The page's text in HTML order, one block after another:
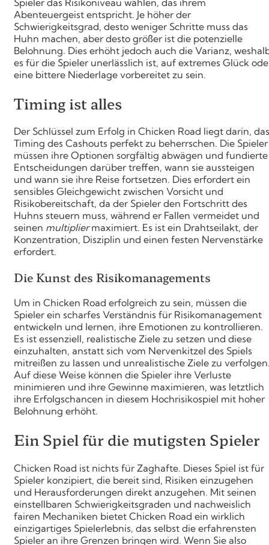
Abenteuergeist entspricht. Je höher der
Schwierigkeitsgrad, desto weniger Schritte muss das
Huhn machen, aber desto größer ist die potenzielle
Belohnung. Dies erhöht jedoch auch die Varianz,
es für die Spieler unerlässlich ist, auf extremes Glück
eine bittere Niederlage vorbereitet zu sein.
Timing ist alles
Der Schlüssel zum Erfolg in Chicken Road liegt darin, das
Timing des Cashouts perfekt zu beherrschen. Die Spieler
müssen ihre Optionen sorgfältig abwägen und fundierte
Entscheidungen darüber treffen, wann sie aussteigen
und wann sie ihre Reise fortsetzen. Dies erfordert ein
sensibles Gleichgewicht zwischen Vorsicht und
Risikobereitschaft, da der Spieler den Fortschritt des
Huhns steuern muss, während er Fallen vermeidet und
seinen multipliermaximiert. Es ist ein Drahtseilakt, der
Konzentration, Disziplin und einen festen Nervenstärke
erfordert.
Die Kunst des Risikomanagements
Um in Chicken Road erfolgreich zu sein, müssen die
Spieler ein scharfes Verständnis für Risikomanagement
entwickeln und lernen, ihre Emotionen zu kontrollieren.
Es ist essenziell, realistische Ziele zu setzen und diese
einzuhalten, anstatt sich vom Nervenkitzel des Spiels
mitreißen zu lassen und unrealistische Ziele zu
Auf diese Weise können die Spieler ihre Verluste
minimieren und ihre Gewinne maximieren, was letztlich
ihre Erfolgschancen in diesem Hochrisikospiel mit hoher
Belohnung erhöht.
Ein Spiel für die mutigsten Spieler
Chicken Road ist nichts für Zaghafte. Dieses Spiel ist für
Spieler konzipiert, die bereit sind, Risiken einzugehen
und Herausforderungen direkt anzugehen. Mit seinen
einstellbaren Schwierigkeitsgraden und nachweislich
fairen Mechaniken bietet Chicken Road ein wirklich
einzigartiges Spielerlebnis, das selbst die erfahrensten
Spieler an ihre Grenzen bringen wird. Wenn Sie also